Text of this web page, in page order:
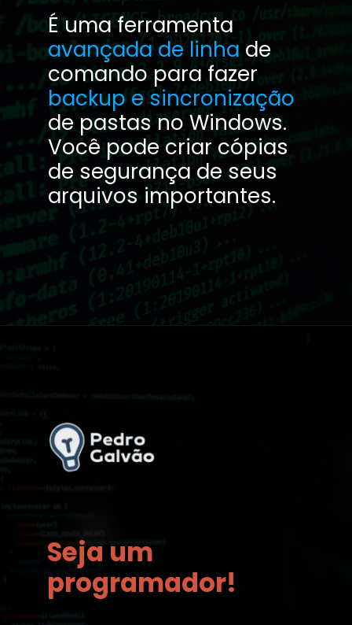
É uma ferramenta
avançada de linha de
comando para fazer
backup e sincronização
de pastas no Windows.
Você pode criar cópias
de segurança de seus
arquivos importantes.
Seja um
programador!